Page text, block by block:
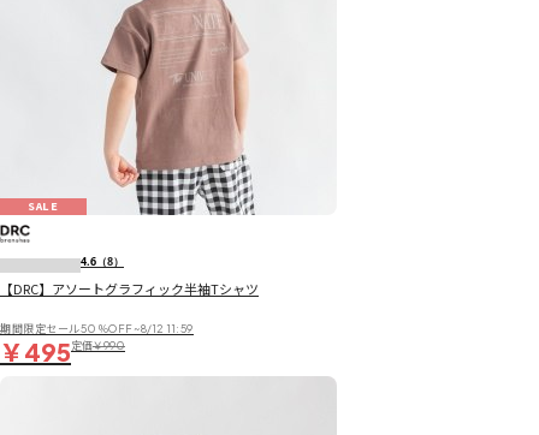
SALE
4.6 （8）
【DRC】アソートグラフィック半袖Tシャツ
期間限定セール50％OFF~8/12 11:59
￥495定価￥990